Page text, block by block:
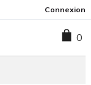
Connexion
0